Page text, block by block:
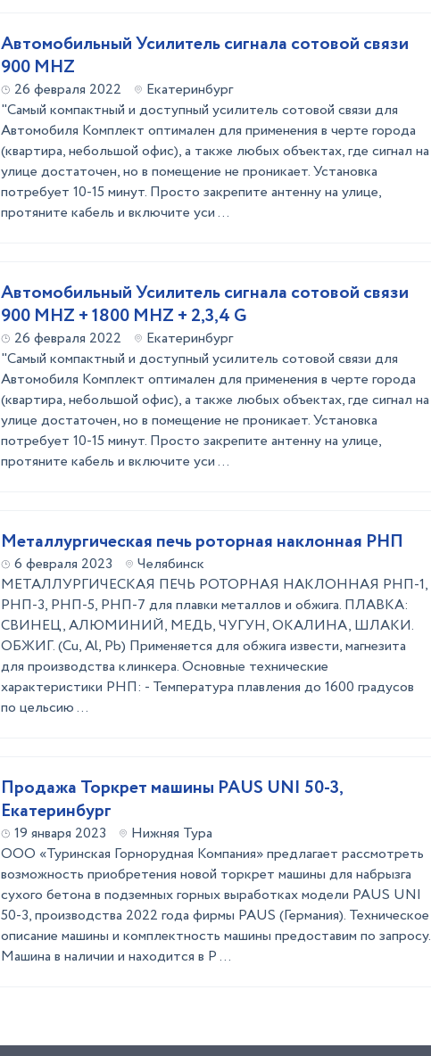
Автомобильный Усилитель сигнала сотовой связи
900 MHZ
26 февраля 2022
Екатеринбург
"Самый компактный и доступный усилитель сотовой связи для
Автомобиля Комплект оптимален для применения в черте города
(квартира, небольшой офис), а также любых объектах, где сигнал на
улице достаточен, но в помещение не проникает. Установка
потребует 10-15 минут. Просто закрепите антенну на улице,
протяните кабель и включите уси ...
Автомобильный Усилитель сигнала сотовой связи
900 MHZ + 1800 MHZ + 2,3,4 G
26 февраля 2022
Екатеринбург
"Самый компактный и доступный усилитель сотовой связи для
Автомобиля Комплект оптимален для применения в черте города
(квартира, небольшой офис), а также любых объектах, где сигнал на
улице достаточен, но в помещение не проникает. Установка
потребует 10-15 минут. Просто закрепите антенну на улице,
протяните кабель и включите уси ...
Металлургическая печь роторная наклонная РНП
6 февраля 2023
Челябинск
МЕТАЛЛУРГИЧЕСКАЯ ПЕЧЬ РОТОРНАЯ НАКЛОННАЯ РНП-1,
РНП-3, РНП-5, РНП-7 для плавки металлов и обжига. ПЛАВКА:
СВИНЕЦ, АЛЮМИНИЙ, МЕДЬ, ЧУГУН, ОКАЛИНА, ШЛАКИ.
ОБЖИГ. (Cu, Al, Pb) Применяется для обжига извести, магнезита
для производства клинкера. Основные технические
характеристики РНП: - Температура плавления до 1600 градусов
по цельсию ...
Продажа Торкрет машины PAUS UNI 50-3,
Екатеринбург
19 января 2023
Нижняя Тура
ООО «Туринская Горнорудная Компания» предлагает рассмотреть
возможность приобретения новой торкрет машины для набрызга
сухого бетона в подземных горных выработках модели PAUS UNI
50-3, производства 2022 года фирмы PAUS (Германия). Техническое
описание машины и комплектность машины предоставим по запросу.
Машина в наличии и находится в Р ...